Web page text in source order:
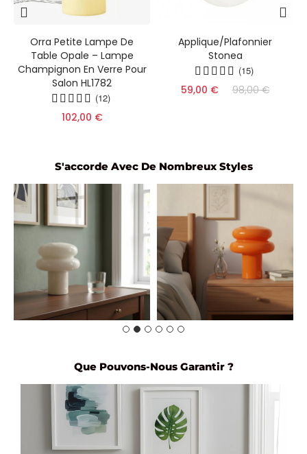
Orra Petite Lampe De
Table Opale – Lampe
Champignon En Verre Pour
Salon HL1782
(12)
102,00 €
Applique/Plafonnier
Stonea
(15)
59,00 € 98,00 €
S'accorde Avec De Nombreux Styles
Que Pouvons-Nous Garantir ?